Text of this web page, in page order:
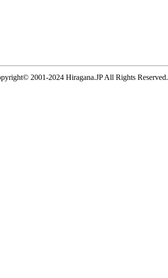
2001-2024 Hiragana.JP All Rights Reserved.